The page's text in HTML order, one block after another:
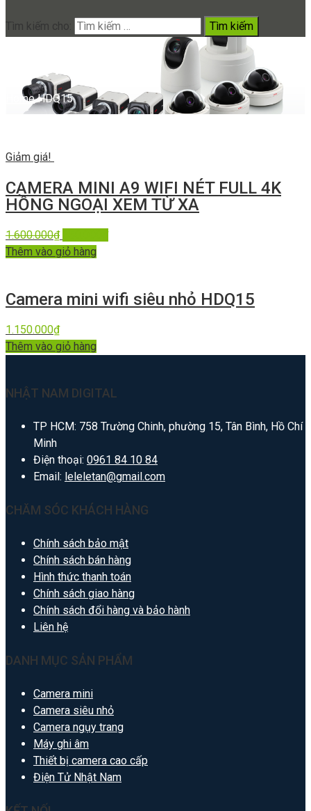
Tìm kiếm cho:
HDQ15
Home HDQ15
Giảm giá!
CAMERA MINI A9 WIFI NÉT FULL 4K
HỒNG NGOẠI XEM TỪ XA
1.600.000₫
Thêm vào giỏ hàng
Camera mini wifi siêu nhỏ HDQ15
1.150.000₫
Thêm vào giỏ hàng
NHẬT NAM DIGITAL
TP HCM: 758 Trường Chinh, phường 15, Tân Bình, Hồ Chí
Minh
Điện thoại: 0961 84 10 84
Email: leleletan@gmail.com
CHĂM SÓC KHÁCH HÀNG
Chính sách bảo mật
Chính sách bán hàng
Hình thức thanh toán
Chính sách giao hàng
Chính sách đổi hàng và bảo hành
Liên hệ
DANH MỤC SẢN PHẨM
Camera mini
Camera siêu nhỏ
Camera ngụy trang
Máy ghi âm
Thiết bị camera cao cấp
Điện Tử Nhật Nam